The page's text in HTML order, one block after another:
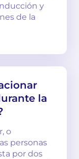
y
de la
la
o
personas
por dos